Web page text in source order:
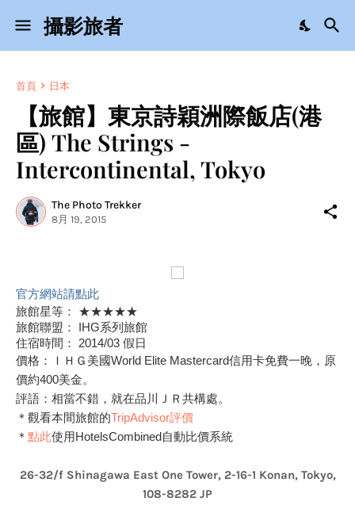
攝影旅者
首頁 日本
【旅館】東京詩穎洲際飯店(港
區) The Strings -
Intercontinental, Tokyo
The Photo Trekker
8月 19, 2015
官方網站請點此
旅館星等： ★★★★★
旅館聯盟： IHG系列旅館
住宿時間： 2014/03 假日
價格：
ＩＨＧ美國World Elite Mastercard信用卡免費一晚，原
價約400美金。
評語：相當不錯，就在品川ＪＲ共構處。
＊觀看本間旅館的TripAdvisor評價
＊ 點此使用HotelsCombined自動比價系統
26-32/f Shinagawa East One Tower, 2-16-1 Konan, Tokyo,
108-8282 JP